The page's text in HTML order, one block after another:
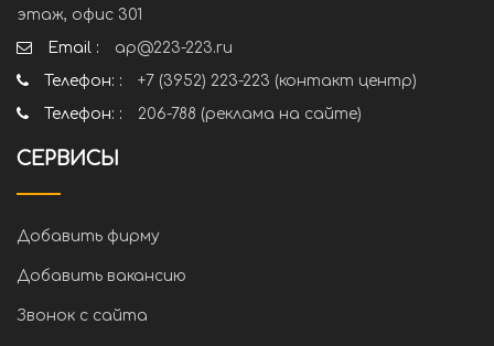
этаж, офис 301
Email :
ap@223-223.ru
Телефон: :
+7 (3952) 223-223 (контакт центр)
Телефон: :
206-788 (реклама на сайте)
СЕРВИСЫ
Добавить фирму
Добавить вакансию
Звонок с сайта